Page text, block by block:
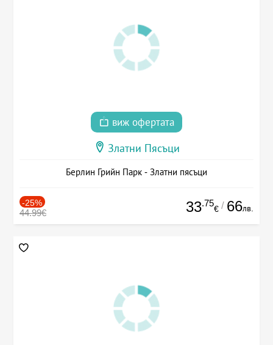
виж офертата
Златни Пясъци
Берлин Грийн Парк - Златни пясъци
-25%
44.99€ 33.75
€ / 66лв.